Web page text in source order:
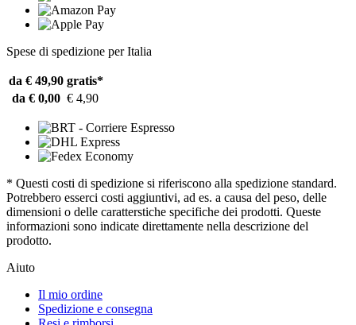
Spese di spedizione per Italia
da € 49,90 gratis*
da € 0,00 € 4,90
* Questi costi di spedizione si riferiscono alla spedizione standard.
Potrebbero esserci costi aggiuntivi, ad es. a causa del peso, delle
dimensioni o delle caratterstiche specifiche dei prodotti. Queste
informazioni sono indicate direttamente nella descrizione del
prodotto.
Aiuto
Il mio ordine
Spedizione e consegna